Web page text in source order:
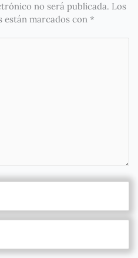
no será publicada. Los
están marcados con *